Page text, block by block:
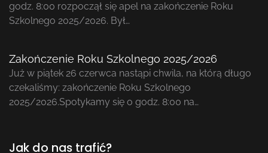
godz. 8:00 rozpoczął się apel na zakończenie Roku
Szkolnego 2025/2026. Był…
Zakończenie Roku Szkolnego 2025/2026
Już w piątek 26 czerwca nastąpi chwila, na którą długo
czekaliśmy: zakończenie Roku Szkolnego
2025/2026.Spotykamy się o godz. 8:00 na…
Jak do nas trafić?